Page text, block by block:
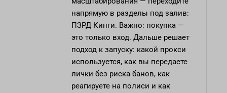
напрямую в разделы под залив:
ПЗРД Кинги. Важно: покупка —
это только вход. Дальше решает
подход к запуску: какой прокси
используется, как вы передаете
лички без риска банов, как
реагируете на полиси и как